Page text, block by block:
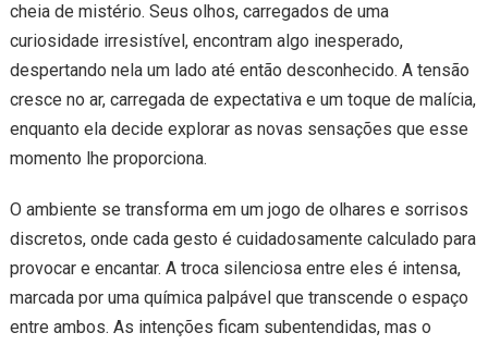
cheia de mistério. Seus olhos, carregados de uma
curiosidade irresistível, encontram algo inesperado,
despertando nela um lado até então desconhecido. A tensão
cresce no ar, carregada de expectativa e um toque de malícia,
enquanto ela decide explorar as novas sensações que esse
momento lhe proporciona.
O ambiente se transforma em um jogo de olhares e sorrisos
discretos, onde cada gesto é cuidadosamente calculado para
provocar e encantar. A troca silenciosa entre eles é intensa,
marcada por uma química palpável que transcende o espaço
entre ambos. As intenções ficam subentendidas, mas o